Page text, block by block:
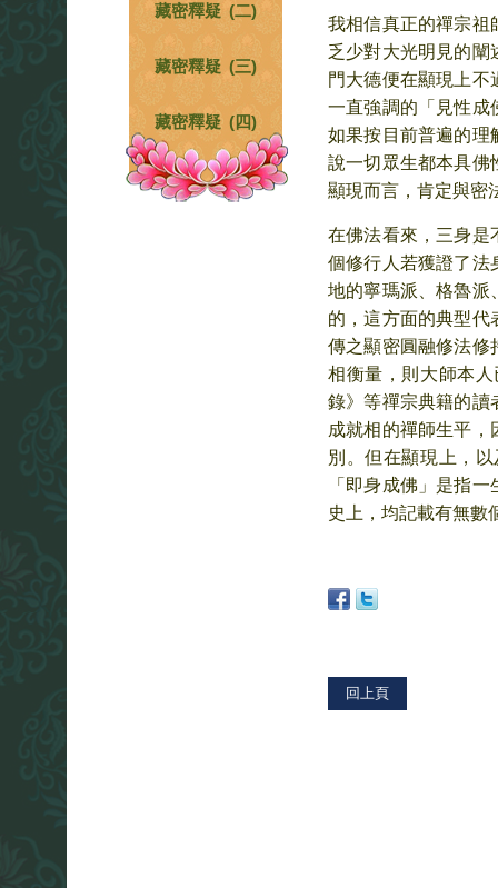
藏密釋疑 (二)
藏密釋疑 (三)
藏密釋疑 (四)
我相信真正的禪宗祖
乏少對大光明見的闡
門大德便在顯現上不
一直強調的「見性成
如果按目前普遍的理
說一切眾生都本具佛
顯現而言，肯定與密
在佛法看來，三身是
個修行人若獲證了法
地的寧瑪派、格魯派
的，這方面的典型代
傳之顯密圓融修法修
相衡量，則大師本
錄》等禪宗典籍的讀
成就相的禪師生平
別。但在顯現上，
「即身成佛」是指
史上，均記載有無數